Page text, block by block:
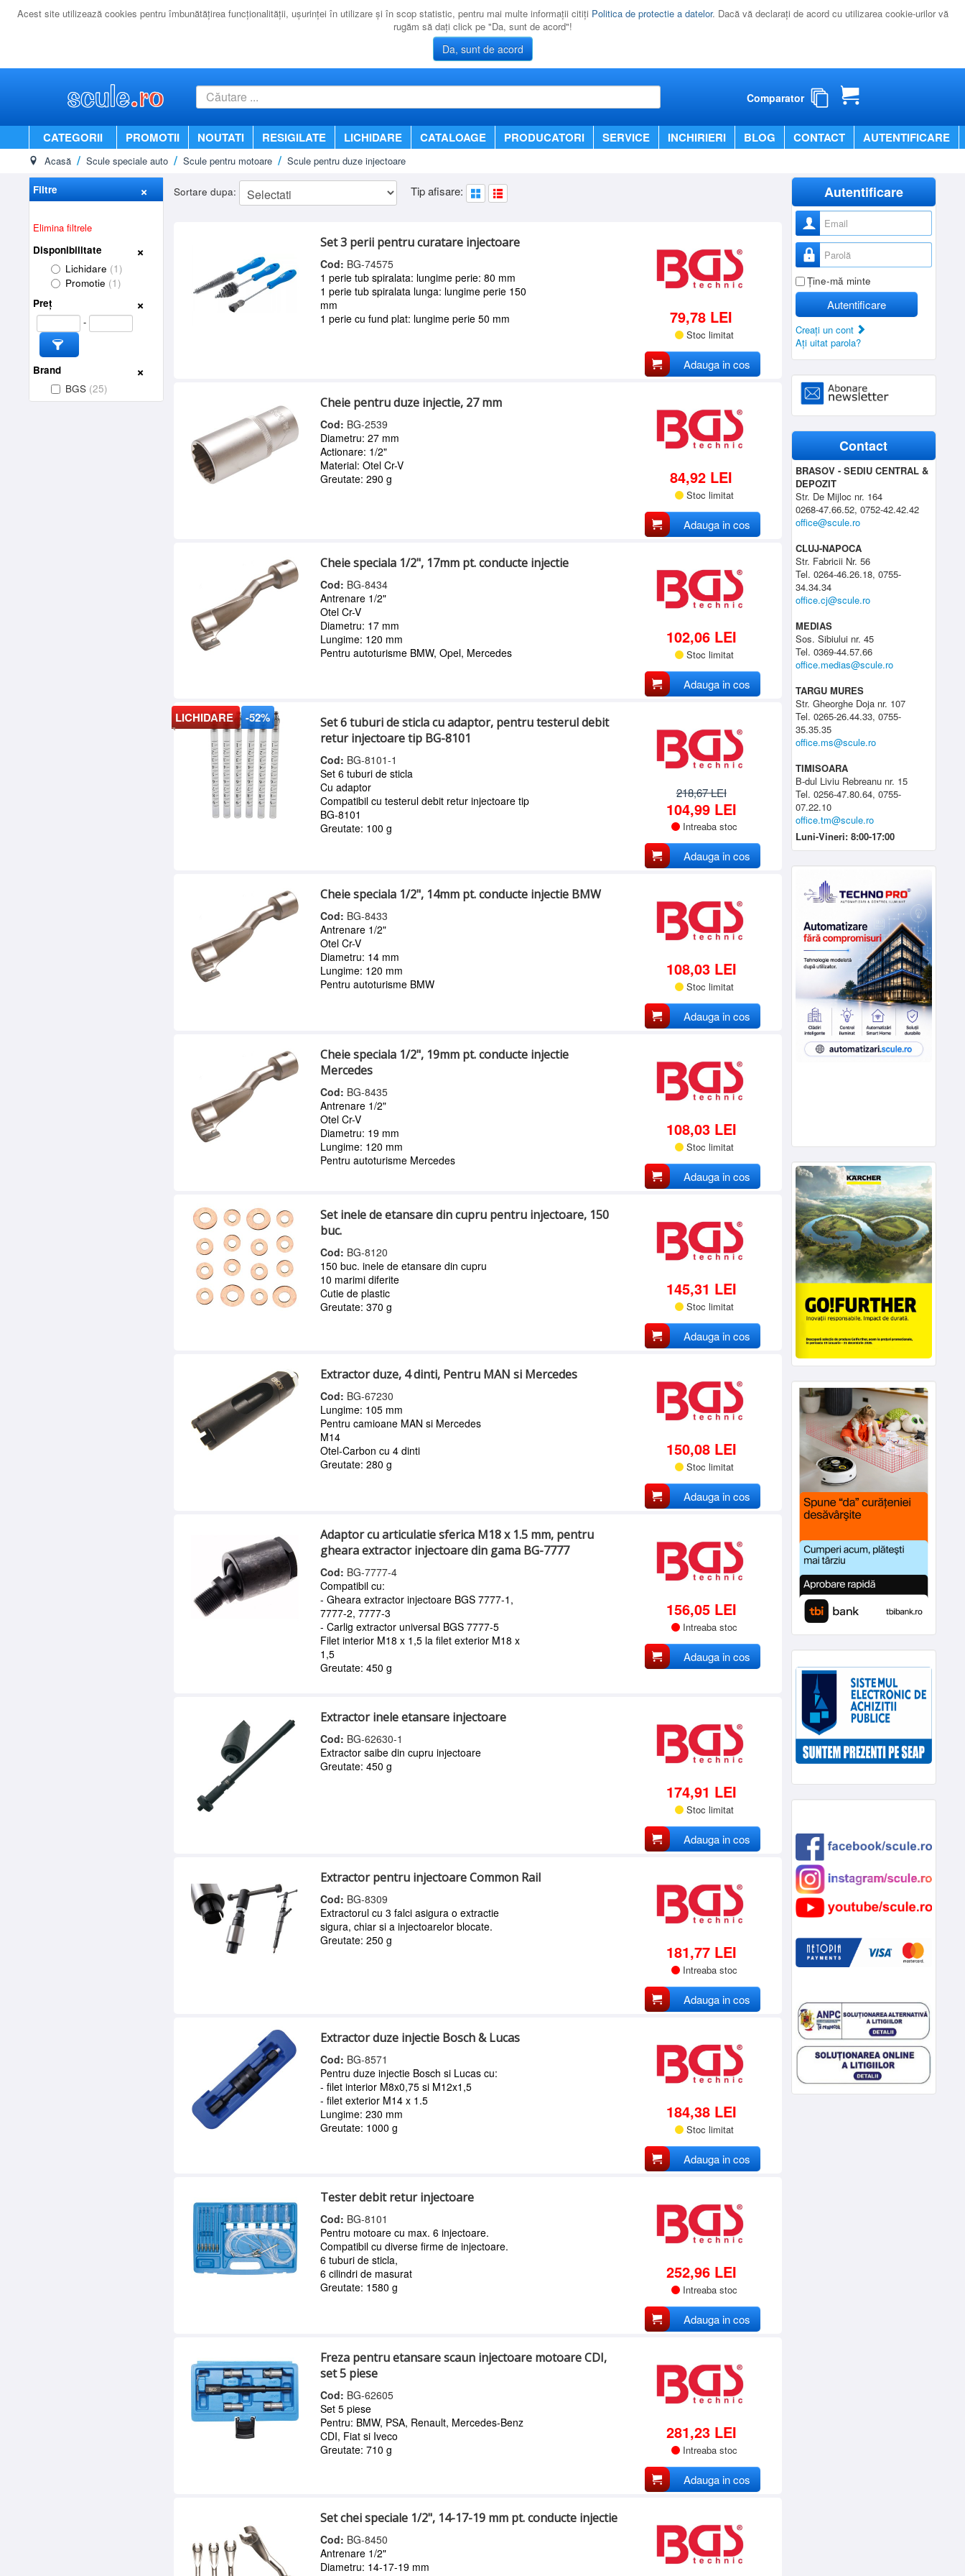
Acest site utilizează cookies pentru îmbunătăţirea funcţionalităţii, uşurinţei în utilizare şi în scop statistic, pentru mai multe informaţii citiţi Politica de protectie a datelor. Dacă vă declaraţi de acord cu utilizarea cookie-urilor vă
rugăm să daţi click pe "Da, sunt de acord"!
Da, sunt de acord
Comparator
CATEGORII PROMOTII NOUTATI RESIGILATE LICHIDARE CATALOAGE PRODUCATORI SERVICE INCHIRIERI BLOG CONTACT AUTENTIFICARE
Acasă Scule speciale auto Scule pentru motoare Scule pentru duze injectoare
Filtre
Elimina filtrele
Disponibilitate
Lichidare (1)
Promotie (1)
Preț
-
Brand
BGS (25)
Sortare dupa: Tip afisare:
Set 3 perii pentru curatare injectoare
Cod: BG-74575
1 perie tub spiralata: lungime perie: 80 mm
1 perie tub spiralata lunga: lungime perie 150
mm
1 perie cu fund plat: lungime perie 50 mm
79,78 LEI
Stoc limitat
Adauga in cos
Cheie pentru duze injectie, 27 mm
Cod: BG-2539
Diametru: 27 mm
Actionare: 1/2"
Material: Otel Cr-V
Greutate: 290 g
84,92 LEI
Stoc limitat
Adauga in cos
Cheie speciala 1/2", 17mm pt. conducte injectie
Cod: BG-8434
Antrenare 1/2"
Otel Cr-V
Diametru: 17 mm
Lungime: 120 mm
Pentru autoturisme BMW, Opel, Mercedes
102,06 LEI
Stoc limitat
Adauga in cos
LICHIDARE -52%
Set 6 tuburi de sticla cu adaptor, pentru testerul debit
retur injectoare tip BG-8101
Cod: BG-8101-1
Set 6 tuburi de sticla
Cu adaptor
Compatibil cu testerul debit retur injectoare tip
BG-8101
Greutate: 100 g
218,67 LEI
104,99 LEI
Intreaba stoc
Adauga in cos
Cheie speciala 1/2", 14mm pt. conducte injectie BMW
Cod: BG-8433
Antrenare 1/2"
Otel Cr-V
Diametru: 14 mm
Lungime: 120 mm
Pentru autoturisme BMW
108,03 LEI
Stoc limitat
Adauga in cos
Cheie speciala 1/2", 19mm pt. conducte injectie
Mercedes
Cod: BG-8435
Antrenare 1/2"
Otel Cr-V
Diametru: 19 mm
Lungime: 120 mm
Pentru autoturisme Mercedes
108,03 LEI
Stoc limitat
Adauga in cos
Set inele de etansare din cupru pentru injectoare, 150
buc.
Cod: BG-8120
150 buc. inele de etansare din cupru
10 marimi diferite
Cutie de plastic
Greutate: 370 g
145,31 LEI
Stoc limitat
Adauga in cos
Extractor duze, 4 dinti, Pentru MAN si Mercedes
Cod: BG-67230
Lungime: 105 mm
Pentru camioane MAN si Mercedes
M14
Otel-Carbon cu 4 dinti
Greutate: 280 g
150,08 LEI
Stoc limitat
Adauga in cos
Adaptor cu articulatie sferica M18 x 1.5 mm, pentru
gheara extractor injectoare din gama BG-7777
Cod: BG-7777-4
Compatibil cu:
- Gheara extractor injectoare BGS 7777-1,
7777-2, 7777-3
- Carlig extractor universal BGS 7777-5
Filet interior M18 x 1,5 la filet exterior M18 x
1,5
Greutate: 450 g
156,05 LEI
Intreaba stoc
Adauga in cos
Extractor inele etansare injectoare
Cod: BG-62630-1
Extractor saibe din cupru injectoare
Greutate: 450 g
174,91 LEI
Stoc limitat
Adauga in cos
Extractor pentru injectoare Common Rail
Cod: BG-8309
Extractorul cu 3 falci asigura o extractie
sigura, chiar si a injectoarelor blocate.
Greutate: 250 g
181,77 LEI
Intreaba stoc
Adauga in cos
Extractor duze injectie Bosch & Lucas
Cod: BG-8571
Pentru duze injectie Bosch si Lucas cu:
- filet interior M8x0,75 si M12x1,5
- filet exterior M14 x 1.5
Lungime: 230 mm
Greutate: 1000 g
184,38 LEI
Stoc limitat
Adauga in cos
Tester debit retur injectoare
Cod: BG-8101
Pentru motoare cu max. 6 injectoare.
Compatibil cu diverse firme de injectoare.
6 tuburi de sticla,
6 cilindri de masurat
Greutate: 1580 g
252,96 LEI
Intreaba stoc
Adauga in cos
Freza pentru etansare scaun injectoare motoare CDI,
set 5 piese
Cod: BG-62605
Set 5 piese
Pentru: BMW, PSA, Renault, Mercedes-Benz
CDI, Fiat si Iveco
Greutate: 710 g
281,23 LEI
Intreaba stoc
Adauga in cos
Set chei speciale 1/2", 14-17-19 mm pt. conducte injectie
Cod: BG-8450
Antrenare 1/2"
Diametru: 14-17-19 mm
Autentificare
Nume utilizator
Parolă
Ţine-mă minte
Autentificare
Creaţi un cont
Aţi uitat parola?
Contact
BRASOV - SEDIU CENTRAL &
DEPOZIT
Str. De Mijloc nr. 164
0268-47.66.52, 0752-42.42.42
office@scule.ro
CLUJ-NAPOCA
Str. Fabricii Nr. 56
Tel. 0264-46.26.18, 0755-
34.34.34
office.cj@scule.ro
MEDIAS
Sos. Sibiului nr. 45
Tel. 0369-44.57.66
office.medias@scule.ro
TARGU MURES
Str. Gheorghe Doja nr. 107
Tel. 0265-26.44.33, 0755-
35.35.35
office.ms@scule.ro
TIMISOARA
B-dul Liviu Rebreanu nr. 15
Tel. 0256-47.80.64, 0755-
07.22.10
office.tm@scule.ro
Luni-Vineri: 8:00-17:00